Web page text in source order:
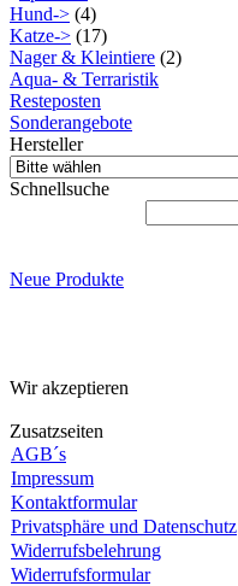
Hund-> (4)
Katze-> (17)
Nager & Kleintiere (2)
Aqua- & Terraristik
Resteposten
Sonderangebote
Hersteller
Schnellsuche
Neue Produkte
Wir akzeptieren
Zusatzseiten
AGB´s
Impressum
Kontaktformular
Privatsphäre und Datenschutz
Widerrufsbelehrung
Widerrufsformular